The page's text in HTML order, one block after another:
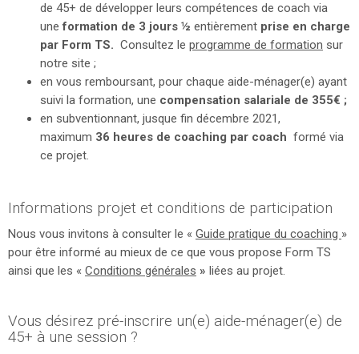
de 45+ de développer leurs compétences de coach via
uneformation de 3 jours ½ entièrement prise en charge
par Form TS. Consultez le programme de formation sur
notre site ;
en vous remboursant, pour chaque aide-ménager(e) ayant
suivi la formation, une compensation salariale de 355€ ;
en subventionnant, jusque fin décembre 2021,
maximum 36 heures de coaching par coach formé via
ce projet.
Informations projet et conditions de participation
Nous vous invitons à consulter le « Guide pratique du coaching »
pour être informé au mieux de ce que vous propose Form TS
ainsi que les « Conditions générales » liées au projet.
Vous désirez pré-inscrire un(e) aide-ménager(e) de
45+ à une session ?